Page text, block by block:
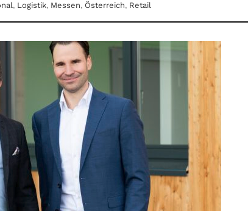
, Logistik, Messen, Österreich, Retail